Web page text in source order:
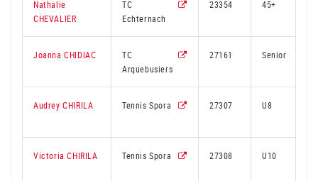
Nathalie
CHEVALIER
TC
Echternach
23354 45+
Joanna CHIDIAC
TC
Arquebusiers
27161 Senior
Audrey CHIRILA Tennis Spora 27307 U8
Victoria CHIRILA Tennis Spora 27308 U10